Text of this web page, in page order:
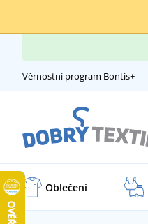
Věrnostní program Bontis+
Oblečení